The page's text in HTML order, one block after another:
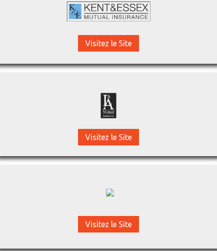
Visitez le Site
Visitez le Site
Visitez le Site